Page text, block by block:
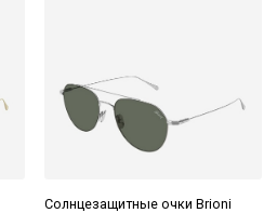
Солнцезащитные очки Brioni